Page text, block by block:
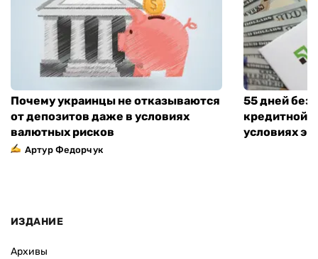
Почему украинцы не отказываются
от депозитов даже в условиях
валютных рисков
Артур Федорчук
55 дней без
кредитной
условиях
ИЗДАНИЕ
Архивы